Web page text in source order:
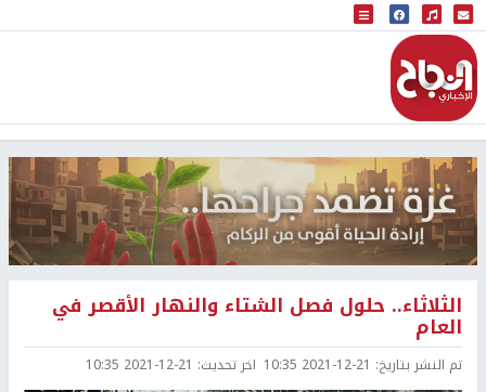
البث المباشر
إذاعة النجاح
الثلاثاء.. حلول فصل الشتاء والنهار الأقصر في
العام
تم النشر بتاريخ: 2021-12-21 10:35 اخر تحديث: 2021-12-21 10:35